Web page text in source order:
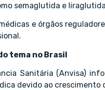
semaglutida e
e órgãos
tema no Brasil
Sanitária (Anvisa)
devido ao crescimento